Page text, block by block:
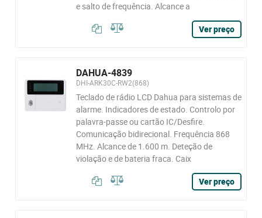
e salto de frequência. Alcance a
Ver preço
DAHUA-4839
DHI-ARK30C-RW2(868)
Teclado de rádio LCD Dahua para sistemas de
alarme. Indicadores de estado. Controlo por
palavra-passe ou cartão IC/Desfire.
Comunicação bidirecional. Frequência 868
MHz. Alcance de 1.600 m. Deteção de
violação e de bateria fraca. Caix
Ver preço